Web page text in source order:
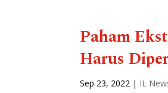
Paham
Harus
Sep 23, 2022 | IL